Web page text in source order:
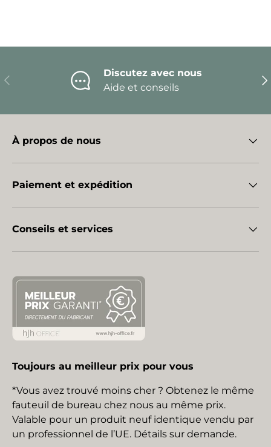
Précédent
Discutez avec nous
Aide et conseils
À propos de nous
Paiement et expédition
Conseils et services
Toujours au meilleur prix pour vous
*Vous avez trouvé moins cher ? Obtenez le même
fauteuil de bureau chez nous au même prix.
Valable pour un produit neuf identique vendu par
un professionnel de l’UE. Détails sur demande.